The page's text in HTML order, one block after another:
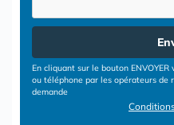
En cliquant sur le bouton
ou téléphone par les opérateurs de
demande